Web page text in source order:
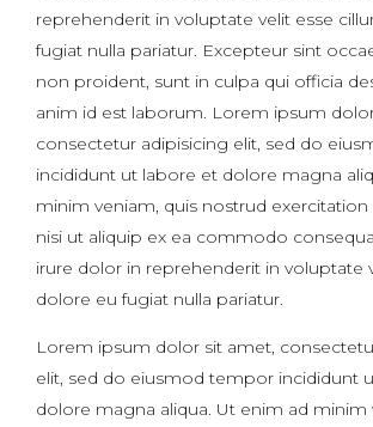
reprehenderit in voluptate velit esse
fugiat nulla pariatur. Excepteur sint
non proident, sunt in culpa qui officia
anim id est laborum. Lorem ipsum
consectetur adipisicing elit, sed do
incididunt ut labore et dolore magna
minim veniam, quis nostrud
nisi ut aliquip ex ea commodo
irure dolor in reprehenderit in voluptate
dolore eu fugiat nulla pariatur.
Lorem ipsum dolor sit amet,
elit, sed do eiusmod tempor incididunt
dolore magna aliqua. Ut enim ad minim